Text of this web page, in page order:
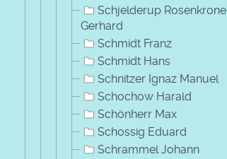
Schjelderup Rosenkrone
Gerhard
Schmidt Franz
Schmidt Hans
Schnitzer Ignaz Manuel
Schochow Harald
Schönherr Max
Schossig Eduard
Schrammel Johann